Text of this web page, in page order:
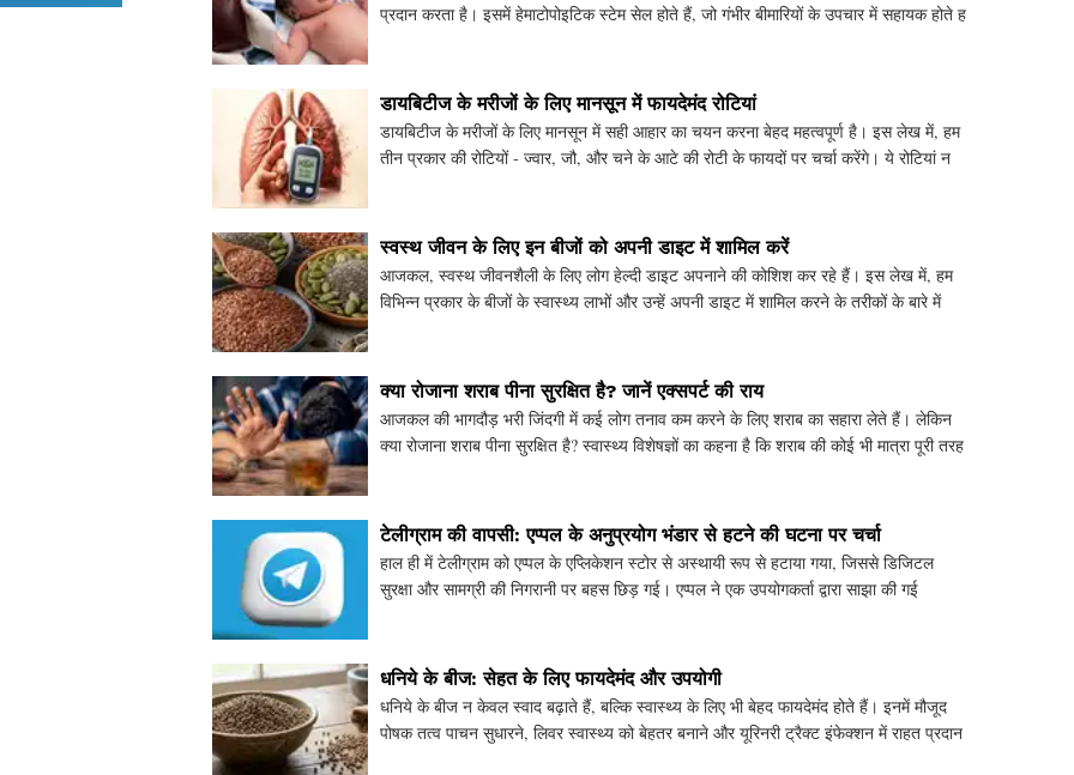
प्रदान करता है। इसमें हेमाटोपोइटिक स्टेम सेल होते हैं, जो गंभीर बीमारियों के उपचार में सहायक होते ह
डायबिटीज के मरीजों के लिए मानसून में फायदेमंद रोटियां
डायबिटीज के मरीजों के लिए मानसून में सही आहार का चयन करना बेहद महत्वपूर्ण है। इस लेख में, हम
तीन प्रकार की रोटियों - ज्वार, जौ, और चने के आटे की रोटी के फायदों पर चर्चा करेंगे। ये रोटियां न
स्वस्थ जीवन के लिए इन बीजों को अपनी डाइट में शामिल करें
आजकल, स्वस्थ जीवनशैली के लिए लोग हेल्दी डाइट अपनाने की कोशिश कर रहे हैं। इस लेख में, हम
विभिन्न प्रकार के बीजों के स्वास्थ्य लाभों और उन्हें अपनी डाइट में शामिल करने के तरीकों के बारे में
क्या रोजाना शराब पीना सुरक्षित है? जानें एक्सपर्ट की राय
आजकल की भागदौड़ भरी जिंदगी में कई लोग तनाव कम करने के लिए शराब का सहारा लेते हैं। लेकिन
क्या रोजाना शराब पीना सुरक्षित है? स्वास्थ्य विशेषज्ञों का कहना है कि शराब की कोई भी मात्रा पूरी तरह
टेलीग्राम की वापसी: एप्पल के अनुप्रयोग भंडार से हटने की घटना पर चर्चा
हाल ही में टेलीग्राम को एप्पल के एप्लिकेशन स्टोर से अस्थायी रूप से हटाया गया, जिससे डिजिटल
सुरक्षा और सामग्री की निगरानी पर बहस छिड़ गई। एप्पल ने एक उपयोगकर्ता द्वारा साझा की गई
धनिये के बीज: सेहत के लिए फायदेमंद और उपयोगी
धनिये के बीज न केवल स्वाद बढ़ाते हैं, बल्कि स्वास्थ्य के लिए भी बेहद फायदेमंद होते हैं। इनमें मौजूद
पोषक तत्व पाचन सुधारने, लिवर स्वास्थ्य को बेहतर बनाने और यूरिनरी ट्रैक्ट इंफेक्शन में राहत प्रदान